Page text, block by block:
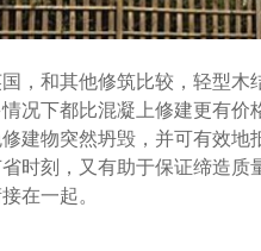
，和其他修筑比较，轻型木
况下都比混凝上修建更有价
建物突然坍毁，并可有效
时刻，又有助于保证缔造
在一起。